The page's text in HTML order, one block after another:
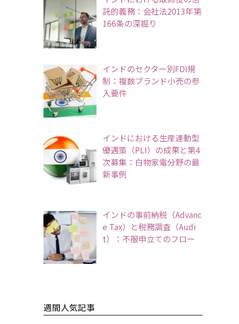
託的義務：会社法2013年第
166条の深掘り
インドのセクター別FDI規
制：複数ブランド小売の参
入要件
インドにおける生産連動型
優遇策（PLI）の成果と第4
次募集：白物家電分野の最
新事例
インドの事前納税（Advanc
e Tax）と税務調査（Audi
t）：不服申立てのフロー
週間人気記事